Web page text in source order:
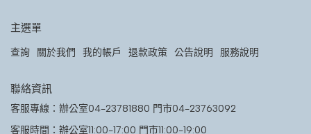
主選單
查詢 關於我們 我的帳戶 退款政策 公告說明 服務說明
聯絡資訊
客服專線：辦公室04-23781880 門市04-23763092
客服時間：辦公室11:00-17:00 門市11:00-19:00